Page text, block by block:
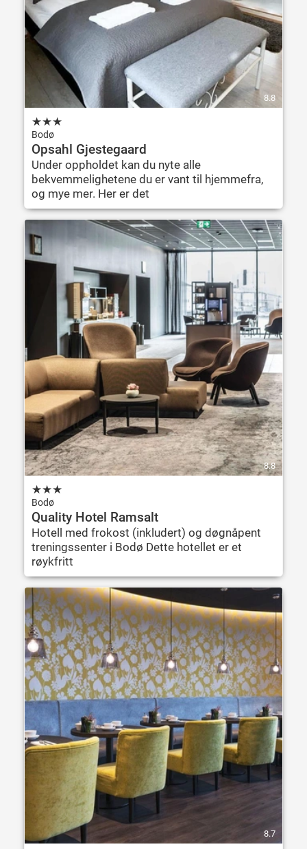
8.8
★★★
Bodø
Opsahl Gjestegaard
Under oppholdet kan du nyte alle
bekvemmelighetene du er vant til hjemmefra,
og mye mer. Her er det
8.8
★★★
Bodø
Quality Hotel Ramsalt
Hotell med frokost (inkludert) og døgnåpent
treningssenter i Bodø Dette hotellet er et
røykfritt
8.7